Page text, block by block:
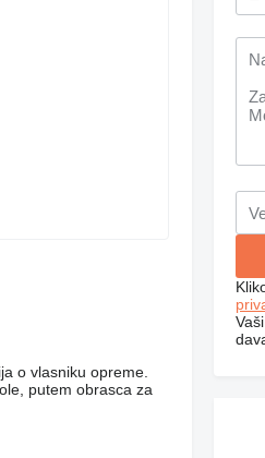
o vlasniku opreme.
putem obrasca za